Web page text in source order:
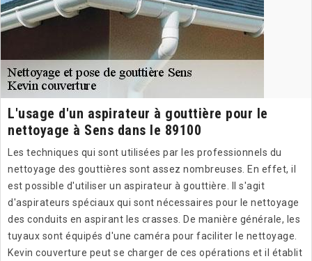
L'usage d'un aspirateur à gouttière pour le
nettoyage à Sens dans le 89100
Les techniques qui sont utilisées par les professionnels du
nettoyage des gouttières sont assez nombreuses. En effet, il
est possible d'utiliser un aspirateur à gouttière. Il s'agit
d'aspirateurs spéciaux qui sont nécessaires pour le nettoyage
des conduits en aspirant les crasses. De manière générale, les
tuyaux sont équipés d'une caméra pour faciliter le nettoyage.
Kevin couverture peut se charger de ces opérations et il établit